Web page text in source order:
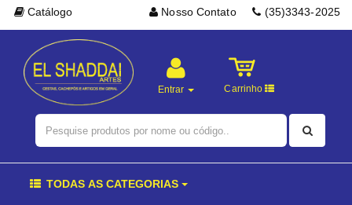
Nosso Contato (35)3343-2025
Catálogo
Entrar Carrinho
TODAS AS CATEGORIAS